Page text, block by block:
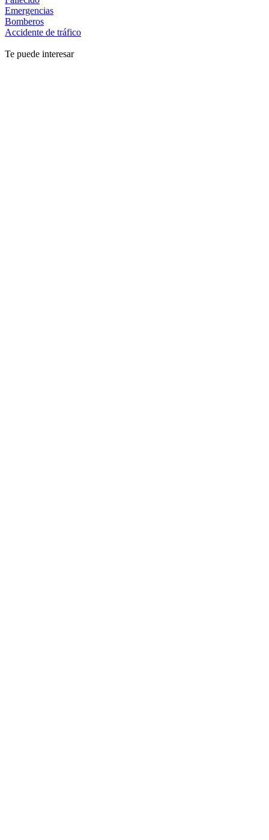
Emergencias
Bomberos
Accidente de tráfico
Te puede interesar